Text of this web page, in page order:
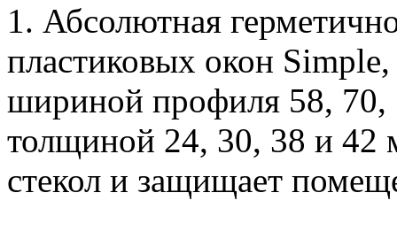
1. Абсолютная
пластиковых окон
шириной профиля 58, 70,
толщиной 24, 30, 38 и 42
стекол и защищает